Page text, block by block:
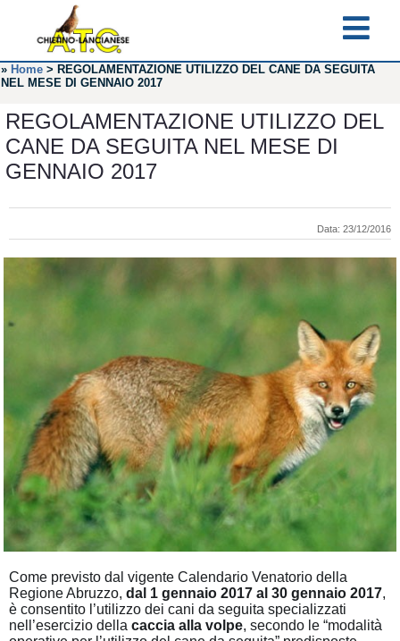
» Home > REGOLAMENTAZIONE UTILIZZO DEL CANE DA SEGUITA
NEL MESE DI GENNAIO 2017
REGOLAMENTAZIONE UTILIZZO DEL
CANE DA SEGUITA NEL MESE DI
GENNAIO 2017
Data: 23/12/2016
Come previsto dal vigente Calendario Venatorio della
Regione Abruzzo, dal 1 gennaio 2017 al 30 gennaio 2017,
è consentito l’utilizzo dei cani da seguita specializzati
nell’esercizio della caccia alla volpe, secondo le “modalità